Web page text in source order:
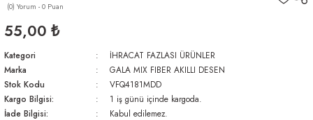
(0) Yorum - 0 Puan
55,00 ₺
Kategori
İHRACAT FAZLASI ÜRÜNLER
Marka
GALA MIX FIBER AKILLI DESEN
Stok Kodu
VFQ4181MDD
Kargo Bilgisi:
1 iş günü içinde kargoda.
İade Bilgisi:
Kabul edilemez.